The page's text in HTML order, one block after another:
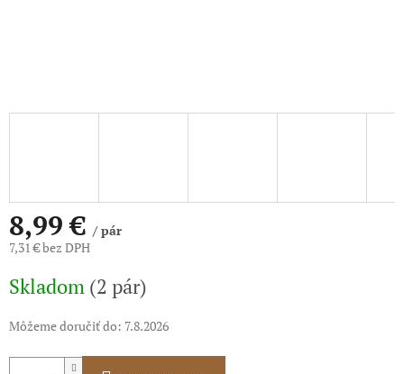
8,99 €/ pár
7,31 € bez DPH
cena:
Skladom (2 pár)
Môžeme doručiť do: 7.8.2026